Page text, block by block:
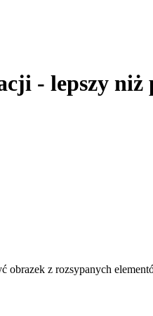
- lepszy niż
obrazek z rozsypanych